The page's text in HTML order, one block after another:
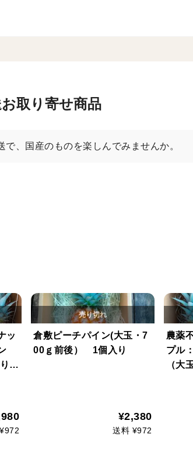
取り寄せ商品
、国産のものを楽しんでみませんか。
ッ
倉敷ピーチパイン(大玉・7
00ｇ前後） 1個入り
¥2,380
送料 ¥972
農薬
プル
（大